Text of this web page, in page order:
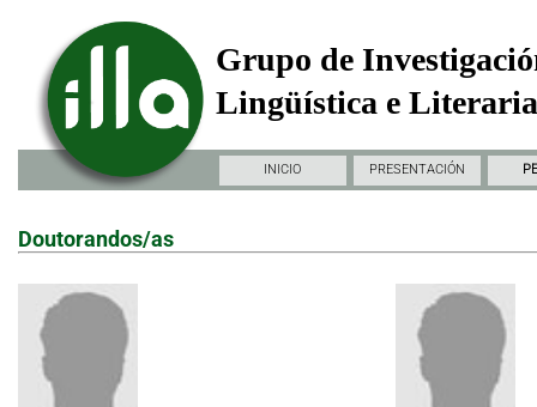
Grupo de
Lingüística e
INICIO PRESENTACIÓN
Doutorandos/as